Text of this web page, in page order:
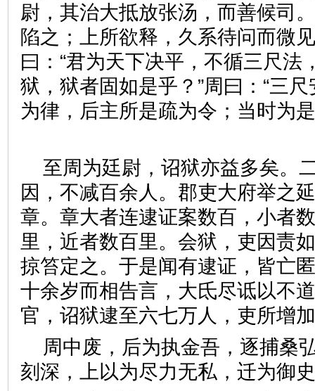
尉，其治大抵放张汤，而善候司
陷之；上所欲释，久系待问而微
曰：“君为天下决平，不循三尺法
狱，狱者固如是乎？”周曰：“三
为律，后主所是疏为令；当时
至周为廷尉，诏狱亦益多矣。
因，不减百余人。郡吏大府举之
章。章大者连逮证案数百，小者
里，近者数百里。会狱，吏因责
掠笞定之。于是闻有逮证，皆亡
十余岁而相告言，大氐尽诋以不
官，诏狱逮至六七万人，吏所
周中废，后为执金吾，逐捕桑
刻深，上以为尽力无私，迁